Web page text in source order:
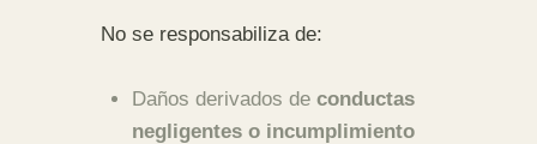
No se responsabiliza de:
Daños derivados de conductas
negligentes o incumplimiento